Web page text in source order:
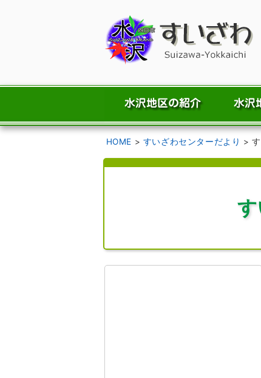
HOME > すいざわセンターだより >